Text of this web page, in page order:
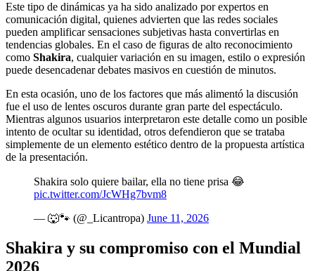
Este tipo de dinámicas ya ha sido analizado por expertos en
comunicación digital, quienes advierten que las redes sociales
pueden amplificar sensaciones subjetivas hasta convertirlas en
tendencias globales. En el caso de figuras de alto reconocimiento
como Shakira, cualquier variación en su imagen, estilo o expresión
puede desencadenar debates masivos en cuestión de minutos.
En esta ocasión, uno de los factores que más alimentó la discusión
fue el uso de lentes oscuros durante gran parte del espectáculo.
Mientras algunos usuarios interpretaron este detalle como un posible
intento de ocultar su identidad, otros defendieron que se trataba
simplemente de un elemento estético dentro de la propuesta artística
de la presentación.
Shakira solo quiere bailar, ella no tiene prisa 😂
pic.twitter.com/JcWHg7bvm8
— 🐺🐾 (@_Licantropa) June 11, 2026
Shakira y su compromiso con el Mundial
2026